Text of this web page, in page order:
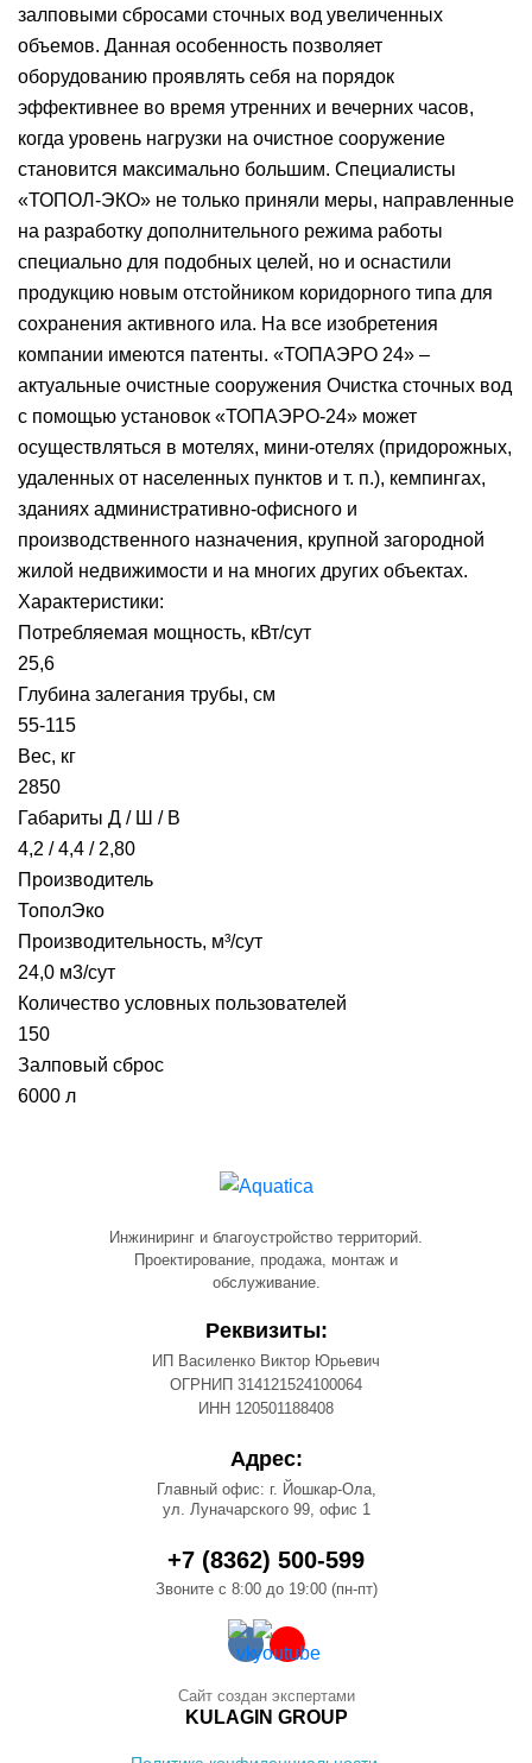
залповыми сбросами сточных вод увеличенных
объемов. Данная особенность позволяет
оборудованию проявлять себя на порядок
эффективнее во время утренних и вечерних часов,
когда уровень нагрузки на очистное сооружение
становится максимально большим. Специалисты
«ТОПОЛ-ЭКО» не только приняли меры, направленные
на разработку дополнительного режима работы
специально для подобных целей, но и оснастили
продукцию новым отстойником коридорного типа для
сохранения активного ила. На все изобретения
компании имеются патенты. «ТОПАЭРО 24» –
актуальные очистные сооружения Очистка сточных вод
с помощью установок «ТОПАЭРО-24» может
осуществляться в мотелях, мини-отелях (придорожных,
удаленных от населенных пунктов и т. п.), кемпингах,
зданиях административно-офисного и
производственного назначения, крупной загородной
жилой недвижимости и на многих других объектах.
Характеристики:
Потребляемая мощность, кВт/сут
25,6
Глубина залегания трубы, см
55-115
Вес, кг
2850
Габариты Д / Ш / В
4,2 / 4,4 / 2,80
Производитель
ТополЭко
Производительность, м³/сут
24,0 м3/сут
Количество условных пользователей
150
Залповый сброс
6000 л
Инжиниринг и благоустройство территорий.
Проектирование, продажа, монтаж и
обслуживание.
Реквизиты:
ИП Василенко Виктор Юрьевич
ОГРНИП 314121524100064
ИНН 120501188408
Адрес:
Главный офис: г. Йошкар-Ола,
ул. Луначарского 99, офис 1
+7 (8362) 500-599
Звоните с 8:00 до 19:00 (пн-пт)
Сайт создан экспертами
KULAGIN GROUP